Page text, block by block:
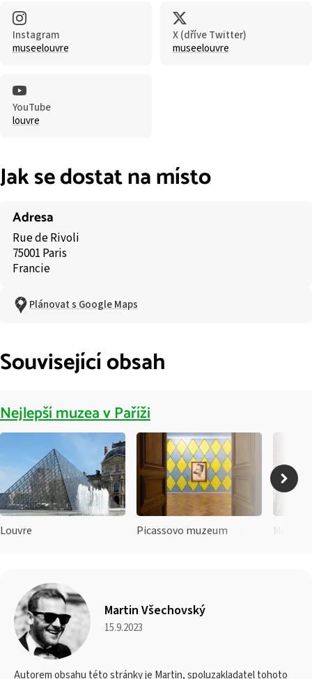
Instagram
museelouvre
X (dříve Twitter)
museelouvre
YouTube
louvre
Jak se dostat na místo
Adresa
Rue de Rivoli
75001 Paris
Francie
Plánovat s Google Maps
Související obsah
Nejlepší muzea v Paříži
Louvre Picassovo muzeum
Martin Všechovský
15.9.2023
Autorem obsahu této stránky je Martin, spoluzakladatel tohoto